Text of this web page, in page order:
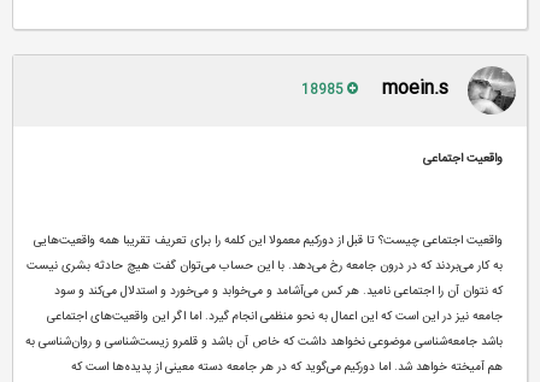
moein.s
واقعیت اجتماعی
واقعیت اجتماعی چیست؟ تا قبل از دورکیم معمولا این کلمه را برای تعریف تقریبا همه واقعیت‌هایی
به کار می‌بردند که در درون جامعه رخ می‌دهد. با این حساب می‌توان گفت هیچ حادثه بشری نیست
که نتوان آن را اجتماعی نامید. هر کس می‌آشامد و می‌خوابد و می‌خورد و استدلال می‌کند و سود
جامعه نیز در این است که این اعمال به نحو منظمی انجام گیرد. اما اگر این واقعیت‌های اجتماعی
باشد جامعه‌‌شناسی موضوعی نخواهد داشت که خاص آن باشد و قلمرو زیست‌شناسی و روان‌شناسی به
هم آمیخته خواهد شد. اما دورکیم می‌گوید که در هر جامعه‌ دسته معینی از پدیده‌ها است که